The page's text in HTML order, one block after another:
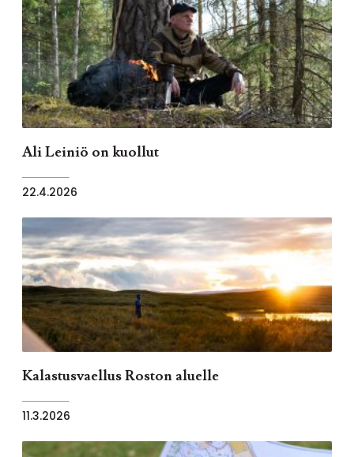
Ali Leiniö on kuollut
22.4.2026
Kalastusvaellus Roston aluelle
11.3.2026